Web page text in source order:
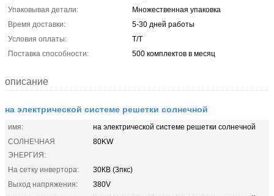
Упаковывая детали:
Множественная упаковка
Время доставки:
5-30 дней работы
Условия оплаты:
T/T
Поставка способности:
500 комплектов в месяц
описание
на электрической системе решетки солнечной
имя:
на электрической системе решетки солнечной
СОЛНЕЧНАЯ
ЭНЕРГИЯ:
80KW
На сетку инвертора:
30КВ (3пкс)
Выход напряжения:
380V